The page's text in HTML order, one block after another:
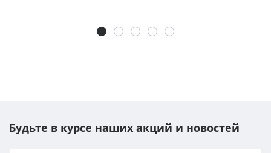
Будьте в курсе наших акций и новостей